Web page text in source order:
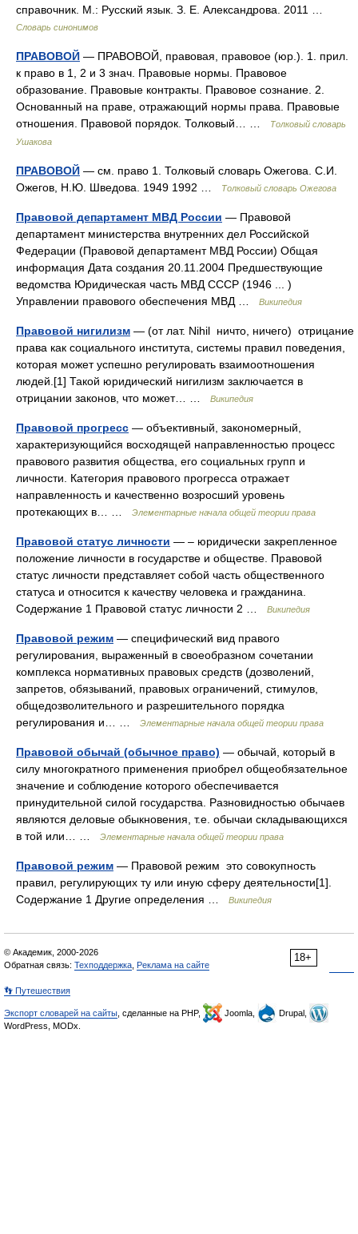
справочник. М.: Русский язык. З. Е. Александрова. 2011 …
Словарь синонимов
ПРАВОВОЙ — ПРАВОВОЙ, правовая, правовое (юр.). 1. прил.
к право в 1, 2 и 3 знач. Правовые нормы. Правовое
образование. Правовые контракты. Правовое сознание. 2.
Основанный на праве, отражающий нормы права. Правовые
отношения. Правовой порядок. Толковый… …
Толковый словарь
Ушакова
ПРАВОВОЙ — см. право 1. Толковый словарь Ожегова. С.И.
Ожегов, Н.Ю. Шведова. 1949 1992 …
Толковый словарь Ожегова
Правовой департамент МВД России — Правовой
департамент министерства внутренних дел Российской
Федерации (Правовой департамент МВД России) Общая
информация Дата создания 20.11.2004 Предшествующие
ведомства Юридическая часть МВД СССР (1946 ... )
Управлении правового обеспечения МВД …
Википедия
Правовой нигилизм — (от лат. Nihil ничто, ничего) отрицание
права как социального института, системы правил поведения,
которая может успешно регулировать взаимоотношения
людей.[1] Такой юридический нигилизм заключается в
отрицании законов, что может… …
Википедия
Правовой прогресс — объективный, закономерный,
характеризующийся восходящей направленностью процесс
правового развития общества, его социальных групп и
личности. Категория правового прогресса отражает
направленность и качественно возросший уровень
протекающих в… …
Элементарные начала общей теории права
Правовой статус личности — – юридически закрепленное
положение личности в государстве и обществе. Правовой
статус личности представляет собой часть общественного
статуса и относится к качеству человека и гражданина.
Содержание 1 Правовой статус личности 2 …
Википедия
Правовой режим — специфический вид правого
регулирования, выраженный в своеобразном сочетании
комплекса нормативных правовых средств (дозволений,
запретов, обязываний, правовых ограничений, стимулов,
общедозволительного и разрешительного порядка
регулирования и… …
Элементарные начала общей теории права
Правовой обычай (обычное право) — обычай, который в
силу многократного применения приобрел общеобязательное
значение и соблюдение которого обеспечивается
принудительной силой государства. Разновидностью обычаев
являются деловые обыкновения, т.е. обычаи складывающихся
в той или… …
Элементарные начала общей теории права
Правовой режим — Правовой режим это совокупность
правил, регулирующих ту или иную сферу деятельности[1].
Содержание 1 Другие определения …
Википедия
18+
© Академик, 2000-2026
Обратная связь: Техподдержка Реклама на сайте
👣 Путешествия
Экспорт словарей на сайты , сделанные на PHP, Joomla,
Drupal,
WordPress, MODx.